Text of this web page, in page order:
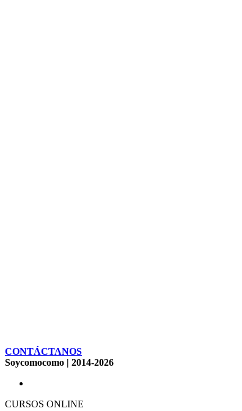
CONTÁCTANOS
Soycomocomo | 2014-2026
CURSOS ONLINE